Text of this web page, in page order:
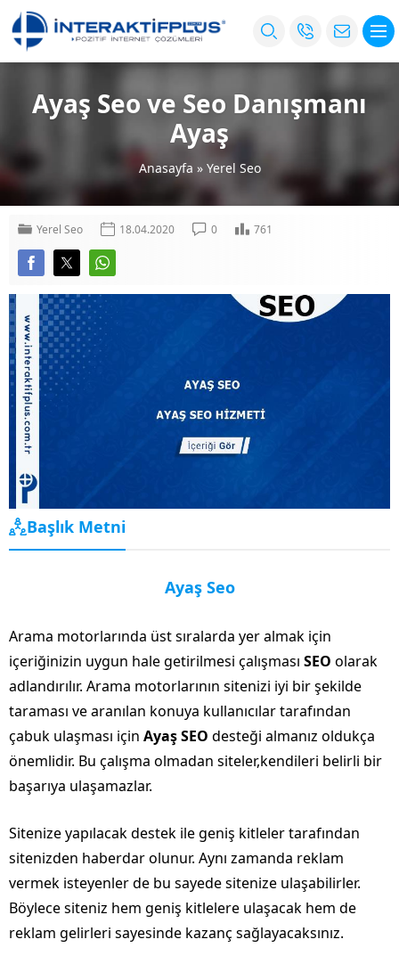
Ayaş Seo ve Seo Danışmanı
Ayaş
Anasayfa » Yerel Seo
Yerel Seo 18.04.2020 0 761
Başlık Metni
Ayaş Seo
Arama motorlarında üst sıralarda yer almak için
içeriğinizin uygun hale getirilmesi çalışması SEO olarak
adlandırılır. Arama motorlarının sitenizi iyi bir şekilde
taraması ve aranılan konuya kullanıcılar tarafından
çabuk ulaşması için Ayaş SEO desteği almanız oldukça
önemlidir. Bu çalışma olmadan siteler,kendileri belirli bir
başarıya ulaşamazlar.
Sitenize yapılacak destek ile geniş kitleler tarafından
sitenizden haberdar olunur. Aynı zamanda reklam
vermek isteyenler de bu sayede sitenize ulaşabilirler.
Böylece siteniz hem geniş kitlelere ulaşacak hem de
reklam gelirleri sayesinde kazanç sağlayacaksınız.